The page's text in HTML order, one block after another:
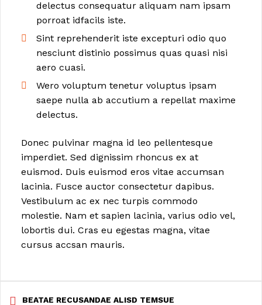
delectus consequatur aliquam nam ipsam
porroat idfacils iste.
Sint reprehenderit iste excepturi odio quo
nesciunt distinio possimus quas quasi nisi
aero cuasi.
Wero voluptum tenetur voluptus ipsam
saepe nulla ab accutium a repellat maxime
delectus.
Donec pulvinar magna id leo pellentesque
imperdiet. Sed dignissim rhoncus ex at
euismod. Duis euismod eros vitae accumsan
lacinia. Fusce auctor consectetur dapibus.
Vestibulum ac ex nec turpis commodo
molestie. Nam et sapien lacinia, varius odio vel,
lobortis dui. Cras eu egestas magna, vitae
cursus accsan mauris.
BEATAE RECUSANDAE ALISD TEMSUE